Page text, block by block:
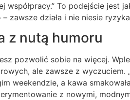
To podejście jest
zawsze działa i nie niesie
z nutą humoru
pozwolić sobie na więcej.
ale zawsze z wyczuciem.
weekendzie, a kawa
z nowymi,